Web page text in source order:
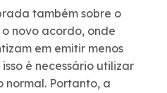
também sobre o
novo acordo, onde
em emitir menos
é necessário utilizar
normal. Portanto, a